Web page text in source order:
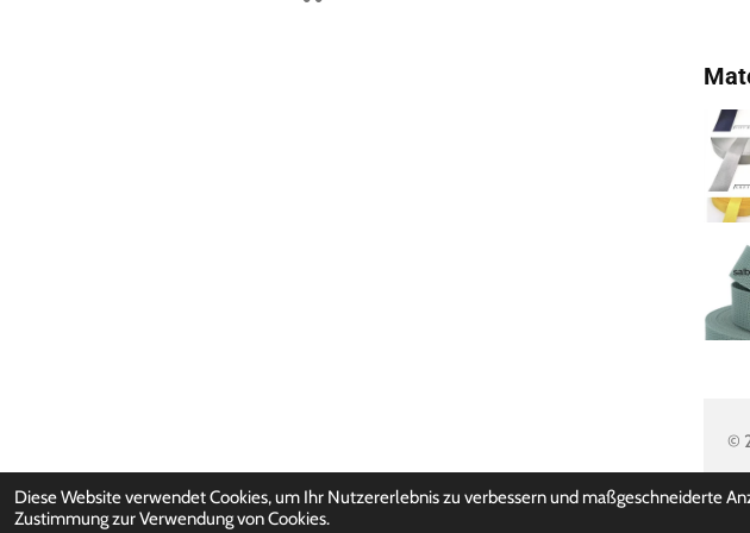
Diese Website verwendet Cookies, um Ihr Nutzererlebnis zu verbessern und maßgeschneiderte
Zustimmung zur Verwendung von Cookies.
©